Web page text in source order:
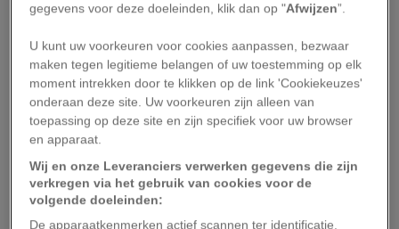
De ultieme treinreis
De Transsiberië Express, met ruim negenduizend
kilometer de langste spoorlijn ter wereld, bestaat
uit diverse routes in Rusland en Azië. De reis
over het nieuwste en spannendste traject, tussen
Moskou en Beijing (voltooid in 1956), duurt een
gegevens voor deze doeleinden, klik dan op "Afwijzen”.
U kunt uw voorkeuren voor cookies aanpassen, bezwaar
maken tegen legitieme belangen of uw toestemming op elk
moment intrekken door te klikken op de link 'Cookiekeuzes'
onderaan deze site. Uw voorkeuren zijn alleen van
toepassing op deze site en zijn specifiek voor uw browser
en apparaat.
Wij en onze Leveranciers verwerken gegevens die zijn
verkregen via het gebruik van cookies voor de
volgende doeleinden:
De apparaatkenmerken actief scannen ter identificatie.